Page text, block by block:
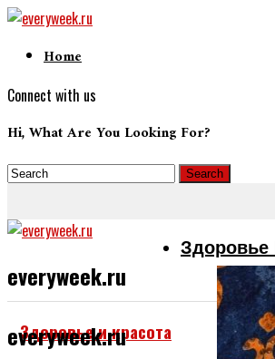
Home
Connect with us
Hi, What Are You Looking For?
everyweek.ru
everyweek.ru
Здоровье
Здоровье и красота